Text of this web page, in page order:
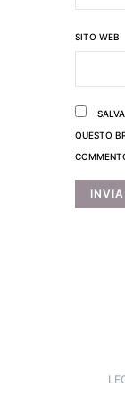
SITO WEB
QUESTO